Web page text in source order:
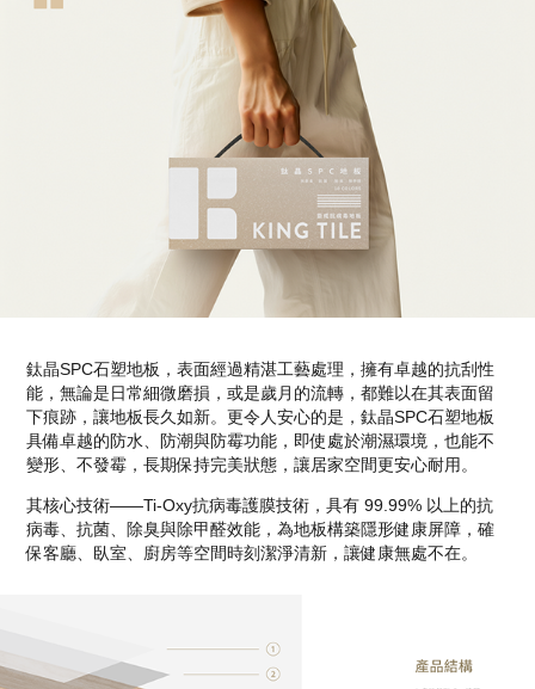
鈦晶SPC石塑地板，表面經過精湛工藝處理，擁有卓越的抗刮性
能，無論是日常細微磨損，或是歲月的流轉，都難以在其表面留
下痕跡，讓地板長久如新。更令人安心的是，鈦晶SPC石塑地板
具備卓越的防水、防潮與防霉功能，即使處於潮濕環境，也能不
變形、不發霉，長期保持完美狀態，讓居家空間更安心耐用。
其核心技術——Ti-Oxy抗病毒護膜技術，具有 99.99% 以上的抗
病毒、抗菌、除臭與除甲醛效能，為地板構築隱形健康屏障，確
保客廳、臥室、廚房等空間時刻潔淨清新，讓健康無處不在。